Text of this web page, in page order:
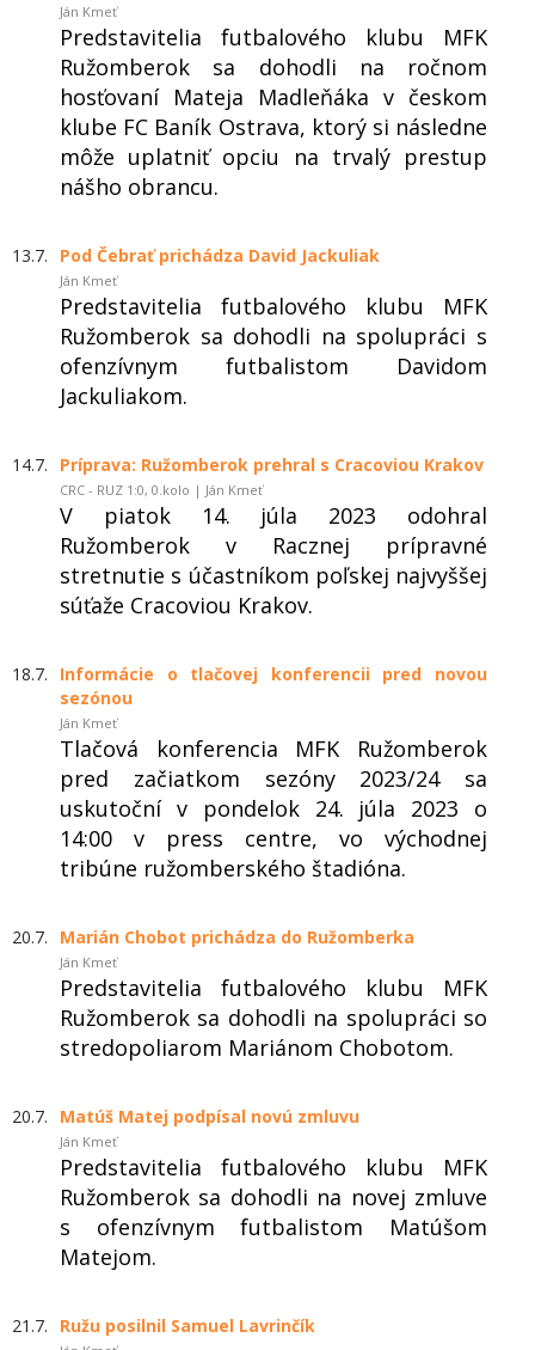
Ján Kmeť
Predstavitelia futbalového klubu MFK
Ružomberok sa dohodli na ročnom
hosťovaní Mateja Madleňáka v českom
klube FC Baník Ostrava, ktorý si následne
môže uplatniť opciu na trvalý prestup
nášho obrancu.
13.7. Pod Čebrať prichádza David Jackuliak
Ján Kmeť
Predstavitelia futbalového klubu MFK
Ružomberok sa dohodli na spolupráci s
ofenzívnym futbalistom Davidom
Jackuliakom.
14.7. Príprava: Ružomberok prehral s Cracoviou Krakov
CRC - RUZ 1:0, 0.kolo | Ján Kmeť
V piatok 14. júla 2023 odohral
Ružomberok v Racznej prípravné
stretnutie s účastníkom poľskej najvyššej
súťaže Cracoviou Krakov.
18.7.
Informácie o tlačovej konferencii pred novou
sezónou
Ján Kmeť
Tlačová konferencia MFK Ružomberok
pred začiatkom sezóny 2023/24 sa
uskutoční v pondelok 24. júla 2023 o
14:00 v press centre, vo východnej
tribúne ružomberského štadióna.
20.7. Marián Chobot prichádza do Ružomberka
Ján Kmeť
Predstavitelia futbalového klubu MFK
Ružomberok sa dohodli na spolupráci so
stredopoliarom Mariánom Chobotom.
20.7. Matúš Matej podpísal novú zmluvu
Ján Kmeť
Predstavitelia futbalového klubu MFK
Ružomberok sa dohodli na novej zmluve
s ofenzívnym futbalistom Matúšom
Matejom.
21.7. Ružu posilnil Samuel Lavrinčík